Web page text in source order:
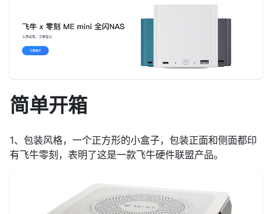
简单开箱
1、包装风格，一个正方形的小盒子，包装正面和侧面都印
有飞牛零刻，表明了这是一款飞牛硬件联盟产品。